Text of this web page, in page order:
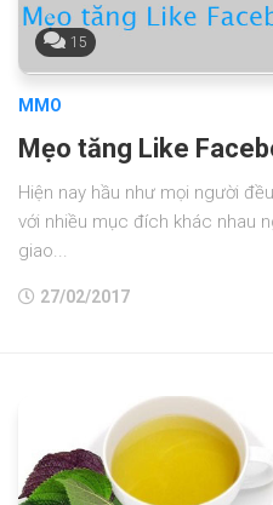
15
MMO
Mẹo tăng Like
Hiện nay hầu như mọi người
với nhiều mục đích khác nhau
giao...
27/02/2017